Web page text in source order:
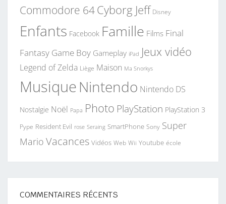
Commodore 64Cyborg Jeff Disney
Enfants Facebook Famille Films Final
Fantasy Game Boy Gameplay iPad Jeux vidéo
Legend of Zelda Liège Maison Ma Snorkys
MusiqueNintendo Nintendo DS
Nostalgie Noël Papa Photo PlayStation PlayStation 3
Pype Resident Evil rose Seraing SmartPhone Sony Super
Mario Vacances Vidéos Web Wii Youtube école
COMMENTAIRES RÉCENTS